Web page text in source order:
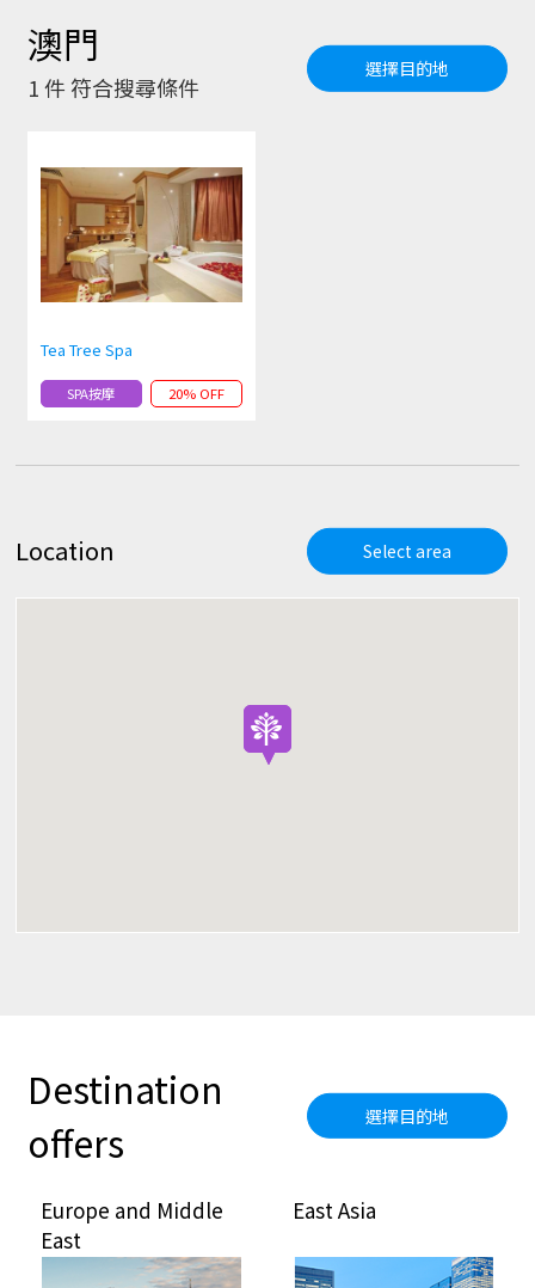
澳門
1件 符合搜尋條件
選擇目的地
Tea Tree Spa
SPA按摩 20% OFF
Location Select area
Destination
offers
選擇目的地
Europe and Middle
East
East Asia